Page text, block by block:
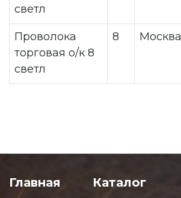
светл
Проволока
торговая о/к 8
светл
8 Москва
Главная Каталог